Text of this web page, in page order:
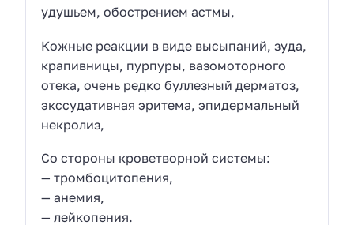
удушьем, обострением астмы,
Кожные реакции в виде высыпаний, зуда,
крапивницы, пурпуры, вазомоторного
отека, очень редко буллезный дерматоз,
экссудативная эритема, эпидермальный
некролиз,
Со стороны кроветворной системы:
— тромбоцитопения,
— анемия,
— лейкопения.